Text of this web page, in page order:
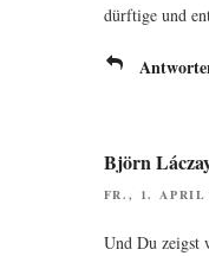
dürf­ti­ge und
Björn
FR., 1. APRIL
Und Du zeigst